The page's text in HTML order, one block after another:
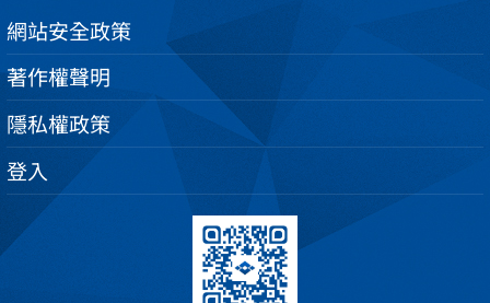
網站安全政策
著作權聲明
隱私權政策
登入